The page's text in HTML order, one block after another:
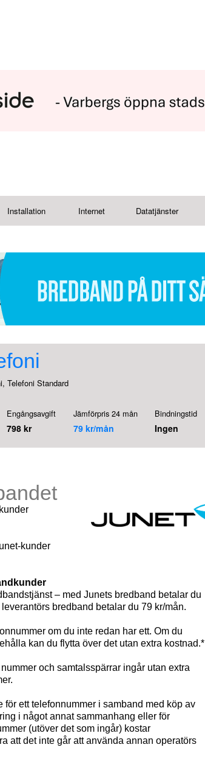
Installation Internet Datatjänster
Telefoni Standard
Engångsavgift
798 kr
Jämförpris 24 mån
79 kr/mån
Bindningstid
Ingen
kunder
– med Junets bredband betalar du
bredband betalar du 79 kr/mån.
om du inte redan har ett. Om du
kan du flytta över det utan extra kostnad.*
och samtalsspärrar ingår utan extra
ett telefonnummer i samband med köp av
i något annat sammanhang eller för
(utöver det som ingår) kostar
att det inte går att använda annan operatörs